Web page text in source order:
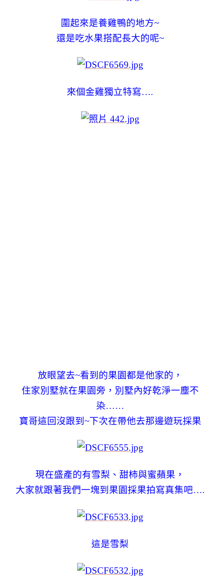
圍起來是養雞鴨的地方~
還是吃水果搭配長大的呢~
來個金雞獨立特寫….
放眼望去~看到的果園都是他家的，
住家別墅就在果園旁，別墅內好乾淨一塵不
染……
寶哥這回沒跟到~下次在帶他去那邊遊玩採果
現在盛產的有雪梨、甜柿與蜜蘋果，
大家就跟著我們一塊到果園採果拍寫真集吧….
這是雪梨